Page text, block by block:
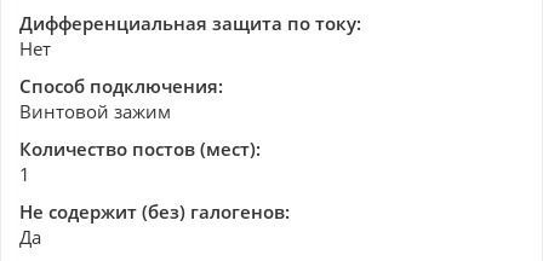
Дифференциальная защита по току:
Нет
Способ подключения:
Винтовой зажим
Количество постов (мест):
1
Не содержит (без) галогенов:
Да